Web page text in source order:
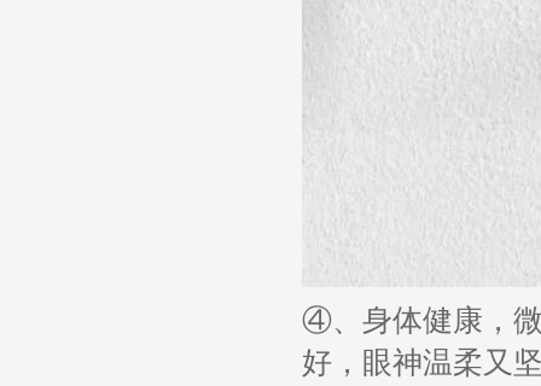
④、身体健康，
好，眼神温柔又